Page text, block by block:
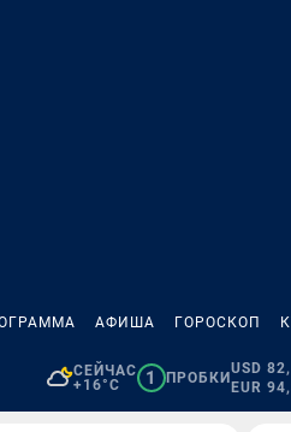
АФИША ГОРОСКОП
СЕЙЧАС
+16°C
1 ПРОБКИ
USD
EUR